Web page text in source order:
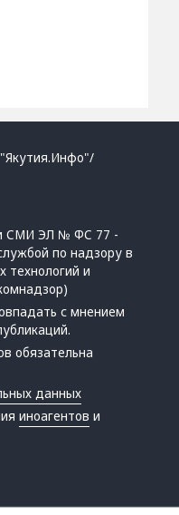
СМИ ЭЛ № ФС 77 -
по надзору в
технологий и
с мнением
обязательна
данных
иноагентов и